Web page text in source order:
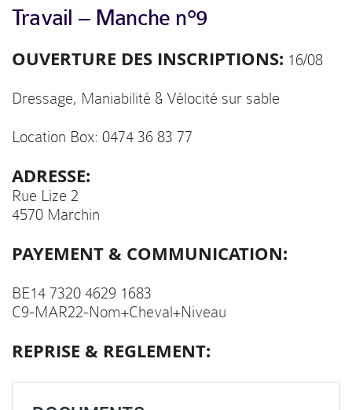
Travail – Manche n°9
OUVERTURE DES INSCRIPTIONS: 16/08
Dressage, Maniabilité & Vélocité sur sable
Location Box: 0474 36 83 77
ADRESSE:
Rue Lize 2
4570 Marchin
PAYEMENT & COMMUNICATION:
BE14 7320 4629 1683
C9-MAR22-Nom+Cheval+Niveau
REPRISE & REGLEMENT: